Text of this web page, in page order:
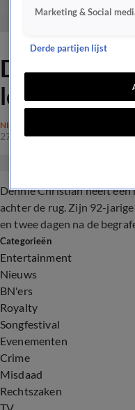
Dennie
loodzware
NIEUWS
27 mrt 2017, 23:17
Dennie Christian heeft
achter de rug. Zijn 92-
en twee dagen na de
Categorieën
Entertainment
Nieuws
BN'ers
Royalty
Songfestival
Evenementen
Crime
Misdaad
Rechtszaken
Marketing & Social
Derde partijen lijst